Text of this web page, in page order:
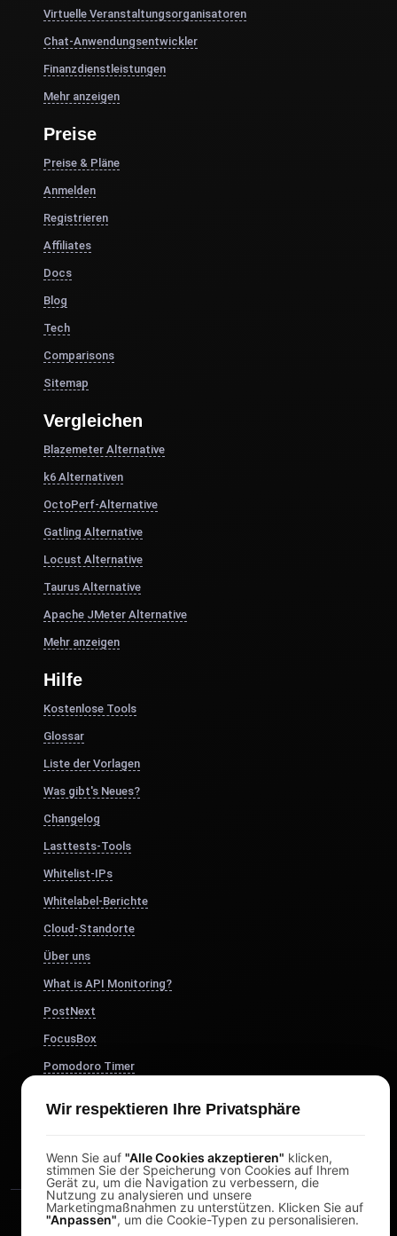
Virtuelle Veranstaltungsorganisatoren
Chat-Anwendungsentwickler
Finanzdienstleistungen
Mehr anzeigen
Preise
Preise & Pläne
Anmelden
Registrieren
Affiliates
Docs
Blog
Tech
Comparisons
Sitemap
Vergleichen
Blazemeter Alternative
k6 Alternativen
OctoPerf-Alternative
Gatling Alternative
Locust Alternative
Taurus Alternative
Apache JMeter Alternative
Mehr anzeigen
Hilfe
Kostenlose Tools
Glossar
Liste der Vorlagen
Was gibt's Neues?
Changelog
Lasttests-Tools
Whitelist-IPs
Whitelabel-Berichte
Cloud-Standorte
Über uns
What is API Monitoring?
PostNext
FocusBox
Pomodoro Timer
DesignerBox
Wir respektieren Ihre Privatsphäre
Wenn Sie auf "Alle Cookies akzeptieren" klicken,
stimmen Sie der Speicherung von Cookies auf Ihrem
Gerät zu, um die Navigation zu verbessern, die
Nutzung zu analysieren und unsere
Marketingmaßnahmen zu unterstützen. Klicken Sie auf
"Anpassen", um die Cookie-Typen zu personalisieren.